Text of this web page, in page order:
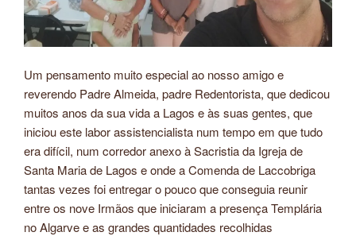
Um pensamento muito especial ao nosso amigo e
reverendo Padre Almeida, padre Redentorista, que dedicou
muitos anos da sua vida a Lagos e às suas gentes, que
iniciou este labor assistencialista num tempo em que tudo
era difícil, num corredor anexo à Sacristia da Igreja de
Santa Maria de Lagos e onde a Comenda de Laccobriga
tantas vezes foi entregar o pouco que conseguia reunir
entre os nove Irmãos que iniciaram a presença Templária
no Algarve e as grandes quantidades recolhidas